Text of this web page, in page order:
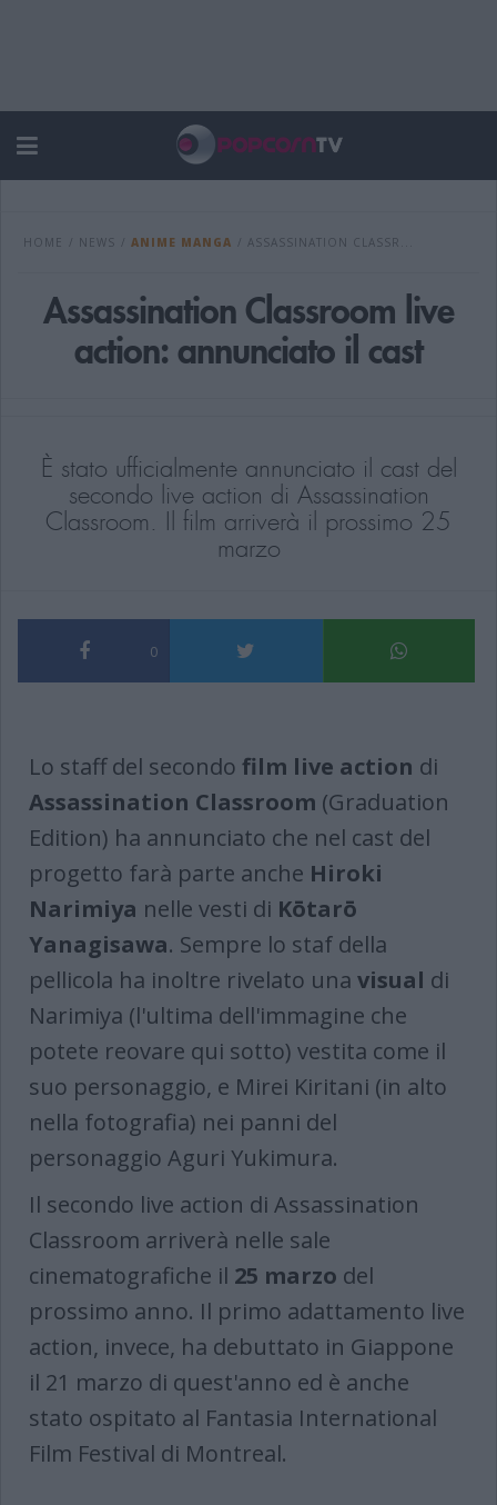
HOME NEWS ANIME MANGA ASSASSINATION CLASSR...
Assassination Classroom live
action: annunciato il cast
È stato ufficialmente annunciato il cast del
secondo live action di Assassination
Classroom. Il film arriverà il prossimo 25
marzo
0
Lo staff del secondo film live action di
Assassination Classroom (Graduation
Edition) ha annunciato che nel cast del
progetto farà parte anche Hiroki
Narimiya nelle vesti di Kōtarō
Yanagisawa. Sempre lo staf della
pellicola ha inoltre rivelato una visual di
Narimiya (l'ultima dell'immagine che
potete reovare qui sotto) vestita come il
suo personaggio, e Mirei Kiritani (in alto
nella fotografia) nei panni del
personaggio Aguri Yukimura.
Il secondo live action di Assassination
Classroom arriverà nelle sale
cinematografiche il 25 marzo del
prossimo anno. Il primo adattamento live
action, invece, ha debuttato in Giappone
il 21 marzo di quest'anno ed è anche
stato ospitato al Fantasia International
Film Festival di Montreal.